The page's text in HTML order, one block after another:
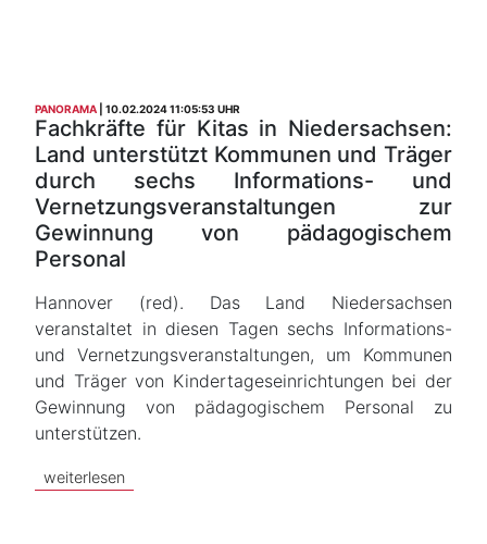
PANORAMA 10.02.2024 11:05:53 UHR
Fachkräfte für Kitas in Niedersachsen:
Land unterstützt Kommunen und Träger
durch sechs Informations- und
Vernetzungsveranstaltungen zur
Gewinnung von pädagogischem
Personal
Hannover (red). Das Land Niedersachsen
veranstaltet in diesen Tagen sechs Informations-
und Vernetzungsveranstaltungen, um Kommunen
und Träger von Kindertageseinrichtungen bei der
Gewinnung von pädagogischem Personal zu
unterstützen.
weiterlesen